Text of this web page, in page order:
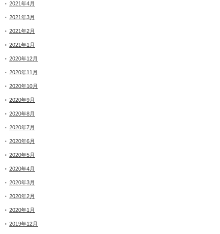
2021年4月
2021年3月
2021年2月
2021年1月
2020年12月
2020年11月
2020年10月
2020年9月
2020年8月
2020年7月
2020年6月
2020年5月
2020年4月
2020年3月
2020年2月
2020年1月
2019年12月